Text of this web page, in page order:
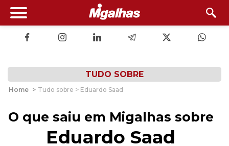
TUDO SOBRE
Home > Tudo sobre > Eduardo Saad
O que saiu em Migalhas sobre
Eduardo Saad